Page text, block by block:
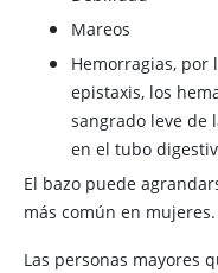
Mareos
Hemorragias, por
epistaxis, los
sangrado leve de
en el tubo
El bazo puede
más común en mujeres.
Las personas mayores